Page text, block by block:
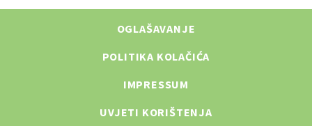
OGLAŠAVANJE
POLITIKA KOLAČIĆA
IMPRESSUM
UVJETI KORIŠTENJA